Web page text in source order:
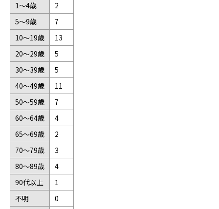
1～4歳
2
5～9歳
7
10～19歳
13
20～29歳
5
30～39歳
5
40～49歳
11
50～59歳
7
60～64歳
4
65～69歳
2
70～79歳
3
80～89歳
4
90代以上
1
不明
0